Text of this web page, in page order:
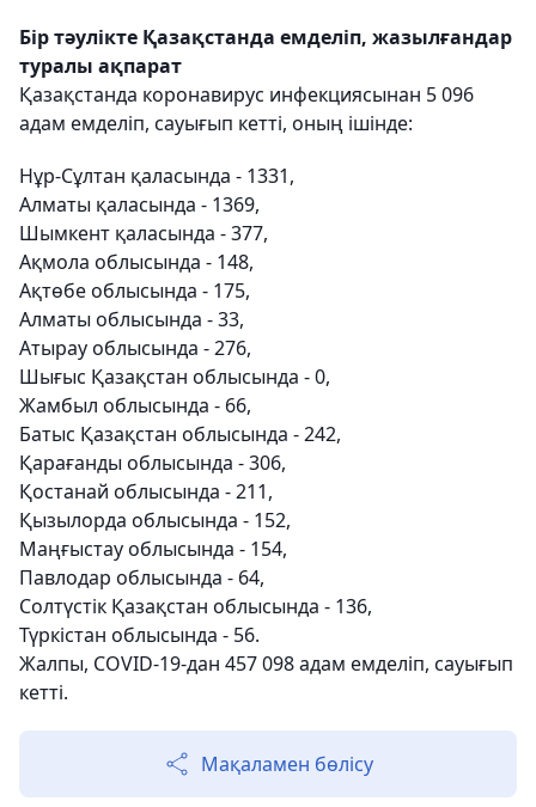
Бір тәулікте Қазақстанда емделіп, жазылғандар
туралы ақпарат
Қазақстанда коронавирус инфекциясынан 5 096
адам емделіп, сауығып кетті, оның ішінде:
Нұр-Сұлтан қаласында - 1331,
Алматы қаласында - 1369,
Шымкент қаласында - 377,
Ақмола облысында - 148,
Ақтөбе облысында - 175,
Алматы облысында - 33,
Атырау облысында - 276,
Шығыс Қазақстан облысында - 0,
Жамбыл облысында - 66,
Батыс Қазақстан облысында - 242,
Қарағанды ​​облысында - 306,
Қостанай облысында - 211,
Қызылорда облысында - 152,
Маңғыстау облысында - 154,
Павлодар облысында - 64,
Солтүстік Қазақстан облысында - 136,
Түркістан облысында - 56.
Жалпы, COVID-19-дан 457 098 адам емделіп, сауығып
кетті.
Мақаламен бөлісу